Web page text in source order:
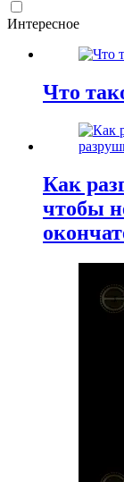
Интересное
Что
Как
чтобы